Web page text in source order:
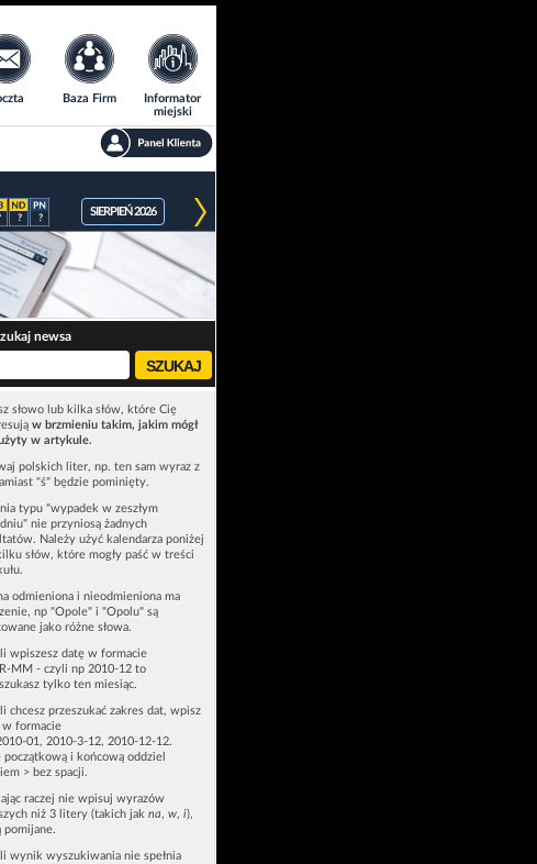
Baza Firm
Informator
miejski
? ?
SIERPIEŃ 2026
newsa
słowo lub kilka słów, które Cię
w brzmieniu takim, jakim mógł
w artykule.
polskich liter, np. ten sam wyraz z
"ś" będzie pominięty.
typu "wypadek w zeszłym
nie przyniosą żadnych
Należy użyć kalendarza poniżej
słów, które mogły paść w treści
odmieniona i nieodmieniona ma
np "Opole" i "Opolu" są
jako różne słowa.
wpiszesz datę w formacie
MM - czyli np 2010-12 to
tylko ten miesiąc.
chcesz przeszukać zakres dat, wpisz
w formacie
01, 2010-3-12, 2010-12-12.
początkową i końcową oddziel
> bez spacji.
raczej nie wpisuj wyrazów
niż 3 litery (takich jak na, w, i),
pomijane.
wynik wyszukiwania nie spełnia